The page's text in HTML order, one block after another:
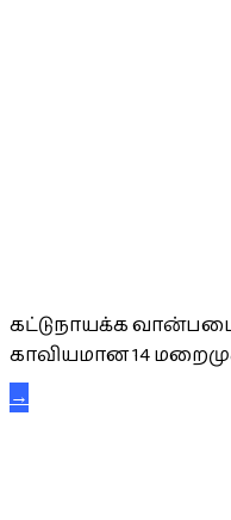
கட்டுநாயக்க
காவியமான 14
→